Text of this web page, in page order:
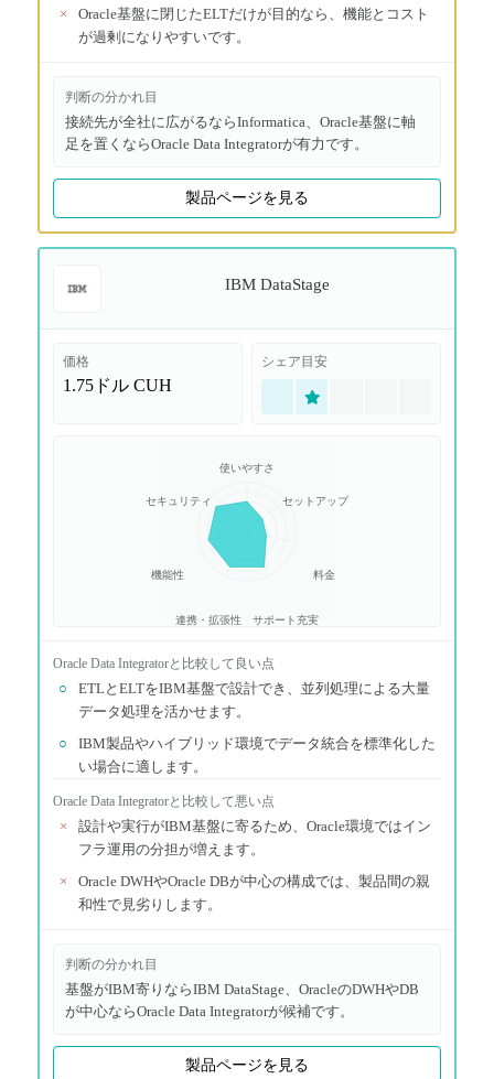
×
Oracle基盤に閉じたELTだけが目的なら、機能とコスト
が過剰になりやすいです。
判断の分かれ目
接続先が全社に広がるならInformatica、Oracle基盤に軸
足を置くならOracle Data Integratorが有力です。
製品ページを見る
IBM DataStage
価格
1.75ドル CUH
シェア目安
使いやすさ
セットアップ
料金
サポート充実
連携・拡張性
機能性
セキュリティ
Oracle Data Integratorと比較して良い点
○
ETLとELTをIBM基盤で設計でき、並列処理による大量
データ処理を活かせます。
○
IBM製品やハイブリッド環境でデータ統合を標準化した
い場合に適します。
Oracle Data Integratorと比較して悪い点
×
設計や実行がIBM基盤に寄るため、Oracle環境ではイン
フラ運用の分担が増えます。
×
Oracle DWHやOracle DBが中心の構成では、製品間の親
和性で見劣りします。
判断の分かれ目
基盤がIBM寄りならIBM DataStage、OracleのDWHやDB
が中心ならOracle Data Integratorが候補です。
製品ページを見る